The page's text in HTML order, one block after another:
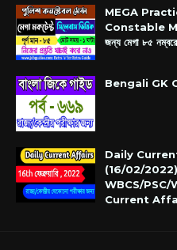
MEGA
Constable Main
জন্য মেগা ৮৫
Bengali GK
Daily
(16/02/
WBCS/
Current